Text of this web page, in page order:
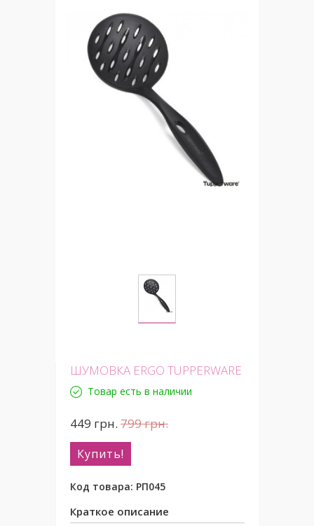
ШУМОВКА ERGO TUPPERWARE
Товар есть в наличии
449 грн. 799грн.
Купить!
Код товара: РП045
Краткое описание